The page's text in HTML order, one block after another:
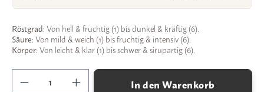
Röstgrad:Von hell & fruchtig (1) bis dunkel & kräftig (6).
Säure:Von mild & weich (1) bis fruchtig & intensiv (6).
Körper:Von leicht & klar (1) bis schwer & sirupartig (6).
Produkt Anzahl: Gib den gewünschten Wert
In den Warenkorb